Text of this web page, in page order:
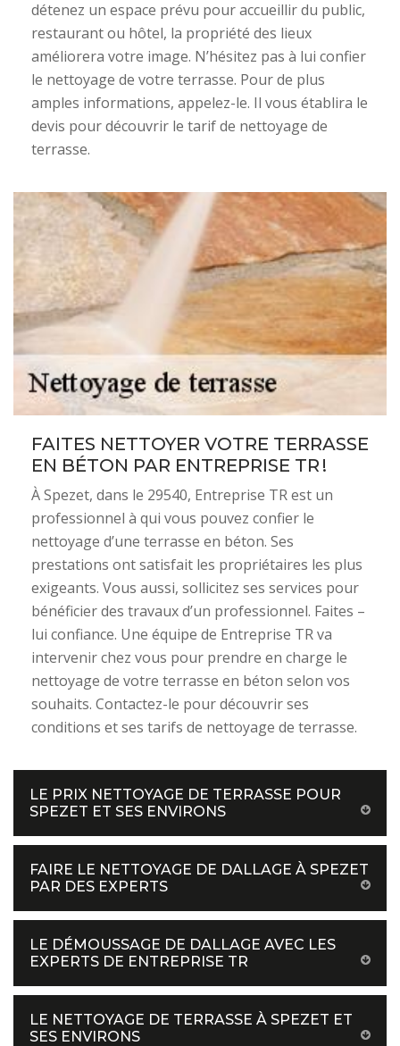
détenez un espace prévu pour accueillir du public,
restaurant ou hôtel, la propriété des lieux
améliorera votre image. N’hésitez pas à lui confier
le nettoyage de votre terrasse. Pour de plus
amples informations, appelez-le. Il vous établira le
devis pour découvrir le tarif de nettoyage de
terrasse.
FAITES NETTOYER VOTRE TERRASSE
EN BÉTON PAR ENTREPRISE TR !
À Spezet, dans le 29540, Entreprise TR est un
professionnel à qui vous pouvez confier le
nettoyage d’une terrasse en béton. Ses
prestations ont satisfait les propriétaires les plus
exigeants. Vous aussi, sollicitez ses services pour
bénéficier des travaux d’un professionnel. Faites –
lui confiance. Une équipe de Entreprise TR va
intervenir chez vous pour prendre en charge le
nettoyage de votre terrasse en béton selon vos
souhaits. Contactez-le pour découvrir ses
conditions et ses tarifs de nettoyage de terrasse.
LE PRIX NETTOYAGE DE TERRASSE POUR
SPEZET ET SES ENVIRONS
FAIRE LE NETTOYAGE DE DALLAGE À SPEZET
PAR DES EXPERTS
LE DÉMOUSSAGE DE DALLAGE AVEC LES
EXPERTS DE ENTREPRISE TR
LE NETTOYAGE DE TERRASSE À SPEZET ET
SES ENVIRONS